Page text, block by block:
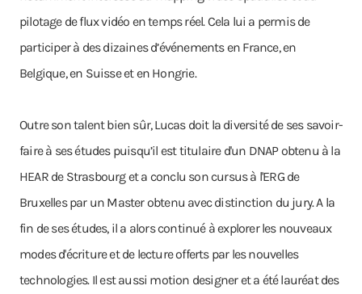
pilotage de flux vidéo en temps réel. Cela lui a permis de
participer à des dizaines d’événements en France, en
Belgique, en Suisse et en Hongrie.
Outre son talent bien sûr, Lucas doit la diversité de ses savoir-
faire à ses études puisqu’il est titulaire d'un DNAP obtenu à la
HEAR de Strasbourg et a conclu son cursus à l'ERG de
Bruxelles par un Master obtenu avec distinction du jury. A la
fin de ses études, il a alors continué à explorer les nouveaux
modes d'écriture et de lecture offerts par les nouvelles
technologies. Il est aussi motion designer et a été lauréat des